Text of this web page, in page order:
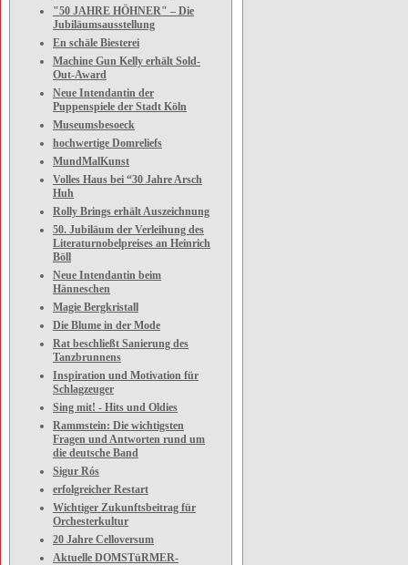
"50 JAHRE HÖHNER" – Die
Jubiläumsausstellung
En schäle Biesterei
Machine Gun Kelly erhält Sold-
Out-Award
Neue Intendantin der
Puppenspiele der Stadt Köln
Museumsbesoeck
hochwertige Domreliefs
MundMalKunst
Volles Haus bei “30 Jahre Arsch
Huh
Rolly Brings erhält Auszeichnung
50. Jubiläum der Verleihung des
Literaturnobelpreises an Heinrich
Böll
Neue Intendantin beim
Hänneschen
Magie Bergkristall
Die Blume in der Mode
Rat beschließt Sanierung des
Tanzbrunnens
Inspiration und Motivation für
Schlagzeuger
Sing mit! - Hits und Oldies
Rammstein: Die wichtigsten
Fragen und Antworten rund um
die deutsche Band
Sigur Rós
erfolgreicher Restart
Wichtiger Zukunftsbeitrag für
Orchesterkultur
20 Jahre Celloversum
Aktuelle DOMSTüRMER-